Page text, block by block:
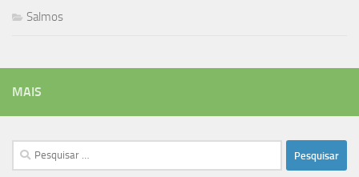
Salmos
MAIS
Pesquisar
por: